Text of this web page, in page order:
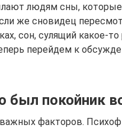
людям сны, которые
же сновидец
сон, сулящий какое-
перейдем к
был покойник
факторов.